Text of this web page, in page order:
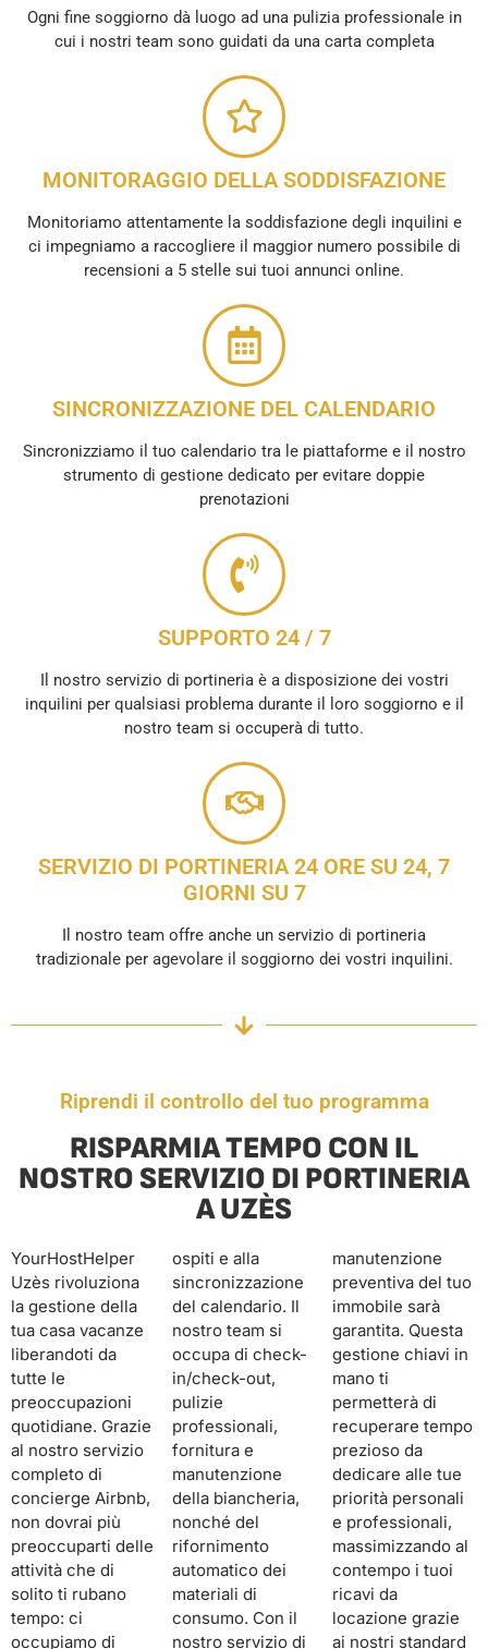
Ogni fine soggiorno dà luogo ad una pulizia professionale in
cui i nostri team sono guidati da una carta completa
MONITORAGGIO DELLA SODDISFAZIONE
Monitoriamo attentamente la soddisfazione degli inquilini e
ci impegniamo a raccogliere il maggior numero possibile di
recensioni a 5 stelle sui tuoi annunci online.
SINCRONIZZAZIONE DEL CALENDARIO
Sincronizziamo il tuo calendario tra le piattaforme e il nostro
strumento di gestione dedicato per evitare doppie
prenotazioni
SUPPORTO 24 / 7
Il nostro servizio di portineria è a disposizione dei vostri
inquilini per qualsiasi problema durante il loro soggiorno e il
nostro team si occuperà di tutto.
SERVIZIO DI PORTINERIA 24 ORE SU 24, 7
GIORNI SU 7
Il nostro team offre anche un servizio di portineria
tradizionale per agevolare il soggiorno dei vostri inquilini.
Riprendi il controllo del tuo programma
RISPARMIA TEMPO CON IL
NOSTRO SERVIZIO DI PORTINERIA
A UZÈS
YourHostHelper
Uzès rivoluziona
la gestione della
tua casa vacanze
liberandoti da
tutte le
preoccupazioni
quotidiane. Grazie
al nostro servizio
completo di
concierge Airbnb,
non dovrai più
preoccuparti delle
attività che di
solito ti rubano
tempo: ci
occupiamo di
ospiti e alla
sincronizzazione
del calendario. Il
nostro team si
occupa di check-
in/check-out,
pulizie
professionali,
fornitura e
manutenzione
della biancheria,
nonché del
rifornimento
automatico dei
materiali di
consumo. Con il
nostro servizio di
manutenzione
preventiva del tuo
immobile sarà
garantita. Questa
gestione chiavi in ​​
mano ti
permetterà di
recuperare tempo
prezioso da
dedicare alle tue
priorità personali
e professionali,
massimizzando al
contempo i tuoi
ricavi da
locazione grazie
ai nostri standard